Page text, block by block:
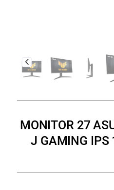
MONITOR 27
J GAMING IPS